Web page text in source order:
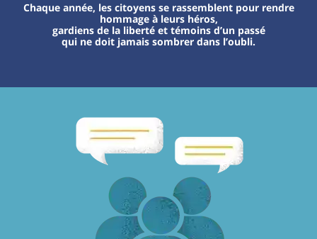
Chaque année, les citoyens se rassemblent pour rendre
hommage à leurs héros,
gardiens de la liberté et témoins d’un passé
qui ne doit jamais sombrer dans l’oubli.